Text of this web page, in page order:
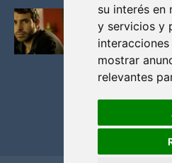
su interés en
y servicios y
mostrar
relevantes
BLACK MIRROR:
LA CRITICA
Mayo 17, 2012